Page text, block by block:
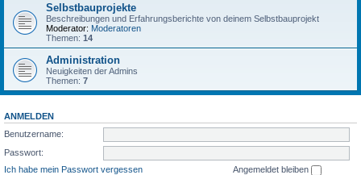
Selbstbauprojekte
Beschreibungen und Erfahrungsberichte von deinem Selbstbauprojekt
Moderator: Moderatoren
Themen: 14
Administration
Neuigkeiten der Admins
Themen: 7
ANMELDEN
Benutzername:
Passwort:
Ich habe mein Passwort vergessen
Angemeldet bleiben